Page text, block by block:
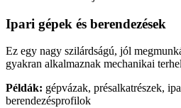
Ipari gépek és berendezések
Ez egy nagy szilárdságú, jól
gyakran alkalmaznak mechanikai
Példák: gépvázak, présalkatrészek,
berendezésprofilok